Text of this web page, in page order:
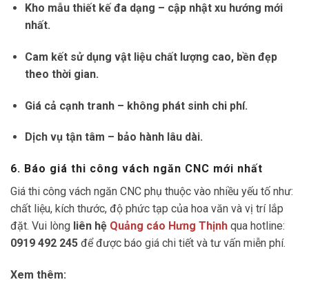
Kho mẫu thiết kế đa dạng – cập nhật xu hướng mới
nhất.
Cam kết sử dụng vật liệu chất lượng cao, bền đẹp
theo thời gian.
Giá cả cạnh tranh – không phát sinh chi phí.
Dịch vụ tận tâm – bảo hành lâu dài.
6. Báo giá thi công vách ngăn CNC mới nhất
Giá thi công vách ngăn CNC phụ thuộc vào nhiều yếu tố như:
chất liệu, kích thước, độ phức tạp của hoa văn và vị trí lắp
đặt. Vui lòng liên hệ Quảng cáo Hưng Thịnh qua hotline:
0919 492 245 để được báo giá chi tiết và tư vấn miễn phí.
Xem thêm: